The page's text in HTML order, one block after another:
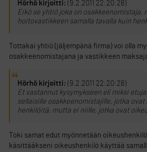
Hörhö kirjoitti: (9.2.2011 22:20:28)
Eikö se yhtiö joka on osakkeenomistaja,
hoitovastikkeen samalla tavalla kuin
Tottakai yhtiö (jäljempänä firma) voi olla
osakkeenomistajana ja vastikkeen
Hörhö kirjoitti: (9.2.2011 22:20:28)
Et vastannut kysymykseen eli miksi
sellaisille osakkeenomistajille, jotka ovat
henkilöitä, mutta ei niille, jotka ovat
Toki samat edut myönnetään
käsittääkseni oikeushenkilö käyttää